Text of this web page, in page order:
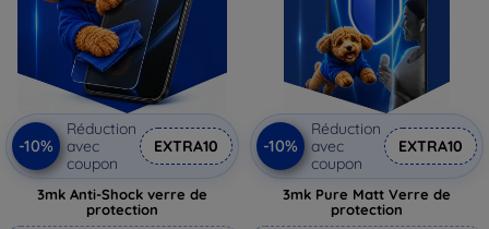
-10%
Réduction
avec
coupon
EXTRA10
3mk Anti-Shock verre de
protection
-10%
Réduction
avec
coupon
EXTRA10
3mk Pure Matt Verre de
protection